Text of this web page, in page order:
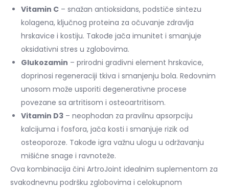
Vitamin C – snažan antioksidans, podstiče sintezu
kolagena, ključnog proteina za očuvanje zdravlja
hrskavice i kostiju. Takođe jača imunitet i smanjuje
oksidativni stres u zglobovima.
Glukozamin – prirodni gradivni element hrskavice,
doprinosi regeneraciji tkiva i smanjenju bola. Redovnim
unosom može usporiti degenerativne procese
povezane sa artritisom i osteoartritisom.
Vitamin D3 – neophodan za pravilnu apsorpciju
kalcijuma i fosfora, jača kosti i smanjuje rizik od
osteoporoze. Takođe igra važnu ulogu u održavanju
mišićne snage i ravnoteže.
Ova kombinacija čini ArtroJoint idealnim suplementom za
svakodnevnu podršku zglobovima i celokupnom